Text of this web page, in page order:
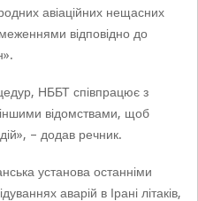
авіаційних нещасних
відповідно до
НББТ співпрацює з
відомствами, щоб
– додав речник.
установа останніми
аварій в Ірані літаків,